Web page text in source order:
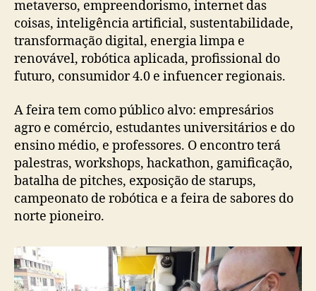
metaverso, empreendorismo, internet das
coisas, inteligência artificial, sustentabilidade,
transformação digital, energia limpa e
renovável, robótica aplicada, profissional do
futuro, consumidor 4.0 e infuencer regionais.
A feira tem como público alvo: empresários
agro e comércio, estudantes universitários e do
ensino médio, e professores. O encontro terá
palestras, workshops, hackathon, gamificação,
batalha de pitches, exposição de starups,
campeonato de robótica e a feira de sabores do
norte pioneiro.